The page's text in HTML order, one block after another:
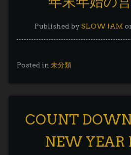
Published by SLOW JAM
Posted in未分類
COUNT
NEW YEAR